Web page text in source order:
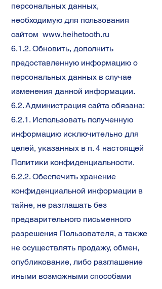
персональных данных,
необходимую для пользования
cайтом www.heihetooth.ru
6.1.2. Обновить, дополнить
предоставленную информацию о
персональных данных в случае
изменения данной информации.
6.2. Администрация сайта обязана:
6.2.1. Использовать полученную
информацию исключительно для
целей, указанных в п. 4 настоящей
Политики конфиденциальности.
6.2.2. Обеспечить хранение
конфиденциальной информации в
тайне, не разглашать без
предварительного письменного
разрешения Пользователя, а также
не осуществлять продажу, обмен,
опубликование, либо разглашение
иными возможными способами